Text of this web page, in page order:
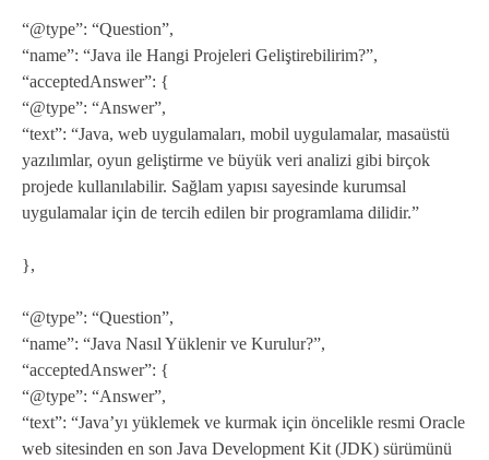
“@type”: “Question”,
“name”: “Java ile Hangi Projeleri Geliştirebilirim?”,
“acceptedAnswer”: {
“@type”: “Answer”,
“text”: “Java, web uygulamaları, mobil uygulamalar, masaüstü
yazılımlar, oyun geliştirme ve büyük veri analizi gibi birçok
projede kullanılabilir. Sağlam yapısı sayesinde kurumsal
uygulamalar için de tercih edilen bir programlama dilidir.”
},
“@type”: “Question”,
“name”: “Java Nasıl Yüklenir ve Kurulur?”,
“acceptedAnswer”: {
“@type”: “Answer”,
“text”: “Java’yı yüklemek ve kurmak için öncelikle resmi Oracle
web sitesinden en son Java Development Kit (JDK) sürümünü